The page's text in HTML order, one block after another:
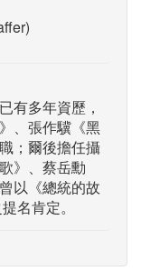
有多年資歷，
、張作驥《黑
；爾後擔任攝
》、蔡岳勳
以《總統的故
名肯定。